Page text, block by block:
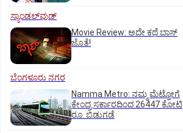
ಸ್ಯಾಂಡಲ್‌ವುಡ್‌
Movie Review: ಅದೇ ಕಥೆ ಬಾಸ್‌
ಜೊತೆ!
ಬೆಂಗಳೂರು ನಗರ
Namma Metro: ನಮ್ಮ ಮೆಟ್ರೋಗೆ
ಕೇಂದ್ರ ಸರ್ಕಾರದಿಂದ 26447 ಕೋಟಿ
ರೂ. ಬಿಡುಗಡೆ